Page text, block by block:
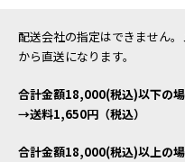
配送会社の指定はできません
から直送になります。
合計金額18,000(税込)以下の
→送料1,650円（税込）
合計金額18,000(税込)以上の